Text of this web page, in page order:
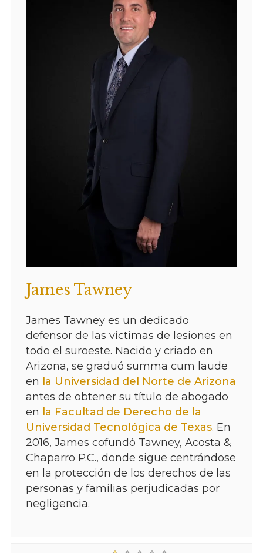
James Tawney
James Tawney es un dedicado
defensor de las víctimas de lesiones en
todo el suroeste. Nacido y criado en
Arizona, se graduó summa cum laude
en la Universidad del Norte de Arizona
antes de obtener su título de abogado
en la Facultad de Derecho de la
Universidad Tecnológica de Texas. En
2016, James cofundó Tawney, Acosta &
Chaparro P.C., donde sigue centrándose
en la protección de los derechos de las
personas y familias perjudicadas por
negligencia.